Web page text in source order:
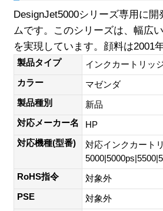
DesignJet5000シリーズ専用に
ムです。このシリーズは、幅広
を実現しています。顔料は2001
製品タイプ
インクカートリッ
カラー
マゼンダ
製品種別
新品
対応メーカー名
HP
対応機種(型番)
対応インクカート
RoHS指令
対象外
PSE
対象外